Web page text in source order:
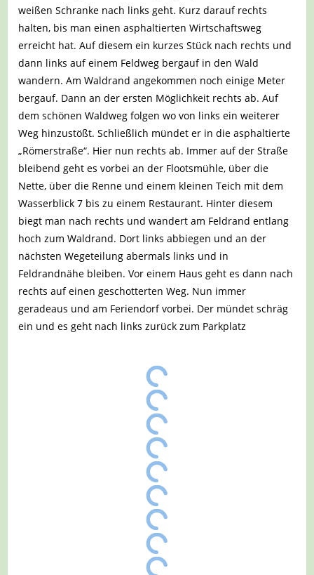
weißen Schranke nach links geht. Kurz darauf rechts
halten, bis man einen asphaltierten Wirtschaftsweg
erreicht hat. Auf diesem ein kurzes Stück nach rechts und
dann links auf einem Feldweg bergauf in den Wald
wandern. Am Waldrand angekommen noch einige Meter
bergauf. Dann an der ersten Möglichkeit rechts ab. Auf
dem schönen Waldweg folgen wo von links ein weiterer
Weg hinzustößt. Schließlich mündet er in die asphaltierte
„Römerstraße“. Hier nun rechts ab. Immer auf der Straße
bleibend geht es vorbei an der Flootsmühle, über die
Nette, über die Renne und einem kleinen Teich mit dem
Wasserblick 7 bis zu einem Restaurant. Hinter diesem
biegt man nach rechts und wandert am Feldrand entlang
hoch zum Waldrand. Dort links abbiegen und an der
nächsten Wegeteilung abermals links und in
Feldrandnähe bleiben. Vor einem Haus geht es dann nach
rechts auf einen geschotterten Weg. Nun immer
geradeaus und am Feriendorf vorbei. Der mündet schräg
ein und es geht nach links zurück zum Parkplatz